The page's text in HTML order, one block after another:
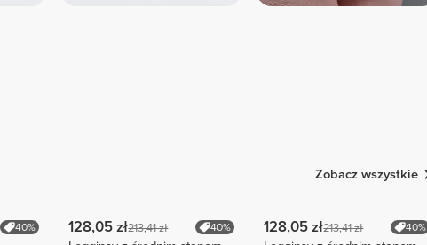
Zobacz wszystkie
40% 128,05 zł213,41 zł 40% 128,05 zł213,41 zł 40%